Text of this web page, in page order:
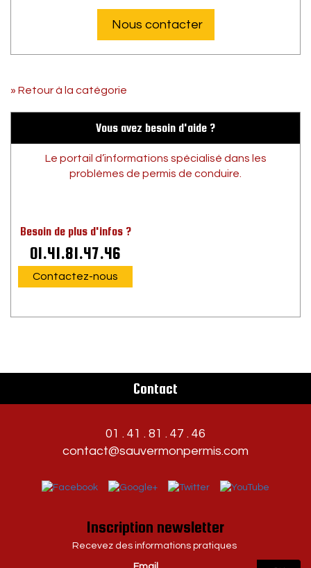
Nous contacter
» Retour à la catégorie
Vous avez besoin d'aide ?
Le portail d’informations spécialisé dans les
problèmes de permis de conduire.
Besoin de plus d'infos ?
01.41.81.47.46
Contactez-nous
Contact
01 . 41 . 81 . 47 . 46
contact@sauvermonpermis.com
Inscription newsletter
Recevez des informations pratiques